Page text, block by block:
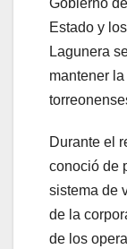
Estado y
Lagunera
mantener
Durante el
conoció de
sistema de
de la
de los